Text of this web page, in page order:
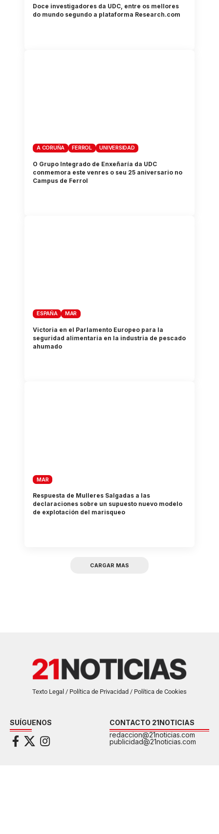
Doce investigadores da UDC, entre os mellores
do mundo segundo a plataforma Research.com
A CORUÑA FERROL UNIVERSIDAD
O Grupo Integrado de Enxeñaría da UDC
conmemora este venres o seu 25 aniversario no
Campus de Ferrol
ESPAÑA MAR
Victoria en el Parlamento Europeo para la
seguridad alimentaria en la industria de pescado
ahumado
MAR
Respuesta de Mulleres Salgadas a las
declaraciones sobre un supuesto nuevo modelo
de explotación del marisqueo
CARGAR MAS
Texto Legal / Política de Privacidad / Política de Cookies
SUÍGUENOS
CONTACTO 21NOTICIAS
redaccion@21noticias.com
publicidad@21noticias.com